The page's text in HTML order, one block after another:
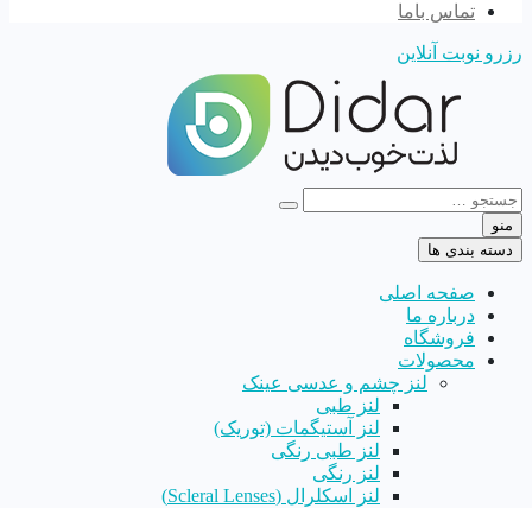
تماس باما
رزرو نوبت آنلاین
منو
دسته بندی ها
صفحه اصلی
درباره ما
فروشگاه
محصولات
لنز چشم و عدسی عینک
لنز طبی
لنز آستیگمات (توریک)
لنز طبی رنگی
لنز رنگی
لنز اسکلرال (Scleral Lenses)